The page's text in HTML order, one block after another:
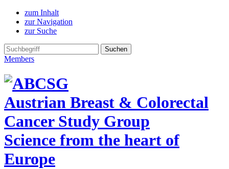
zum Inhalt
zur Navigation
zur Suche
Members
Austrian Breast & Colorectal
Cancer Study Group
Science from the heart of
Europe